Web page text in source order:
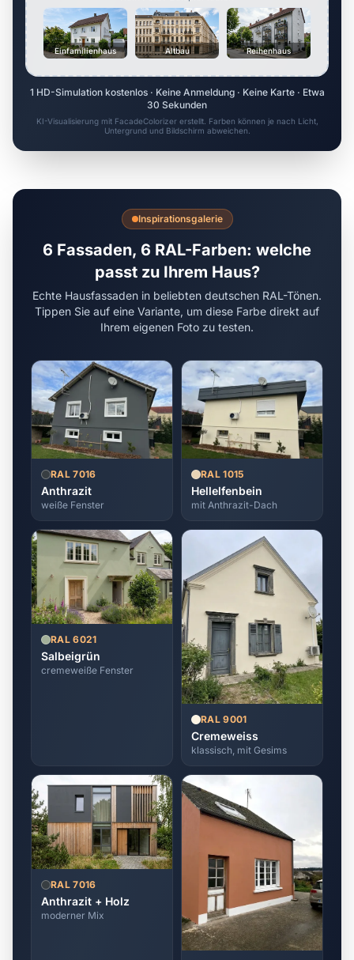
Einfamilienhaus Altbau Reihenhaus
1 HD-Simulation kostenlos · Keine Anmeldung · Keine Karte · Etwa
30 Sekunden
KI-Visualisierung mit FacadeColorizer erstellt. Farben können je nach Licht,
Untergrund und Bildschirm abweichen.
Inspirationsgalerie
6 Fassaden, 6 RAL-Farben: welche
passt zu Ihrem Haus?
Echte Hausfassaden in beliebten deutschen RAL-Tönen.
Tippen Sie auf eine Variante, um diese Farbe direkt auf
Ihrem eigenen Foto zu testen.
RAL 7016
Anthrazit
weiße Fenster
RAL 1015
Hellelfenbein
mit Anthrazit-Dach
RAL 6021
Salbeigrün
cremeweiße Fenster
RAL 9001
Cremeweiss
klassisch, mit Gesims
RAL 7016
Anthrazit + Holz
moderner Mix